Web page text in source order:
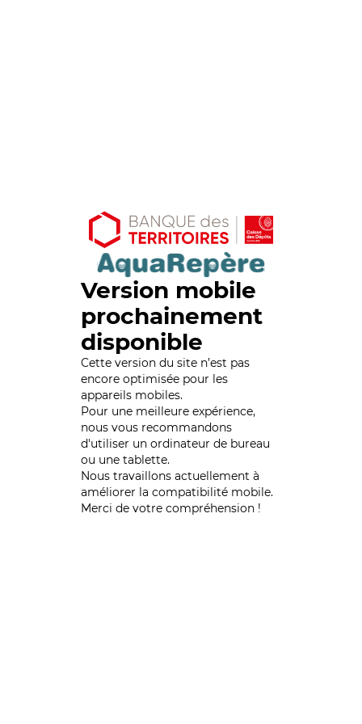
Version mobile
prochainement
disponible
Cette version du site n’est pas
encore optimisée pour les
appareils mobiles.
Pour une meilleure expérience,
nous vous recommandons
d'utiliser un ordinateur de bureau
ou une tablette.
Nous travaillons actuellement à
améliorer la compatibilité mobile.
Merci de votre compréhension !